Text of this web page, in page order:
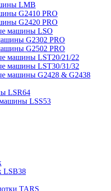
LMB
G2410 PRO
G2420 PRO
машины LSO
G2302 PRO
G2502 PRO
машины LST20/21/22
машины LST30/31/32
машины G2428 & G2438
LSR64
LSS53
LSB38
TARS